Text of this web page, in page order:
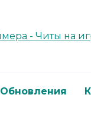
Обновления